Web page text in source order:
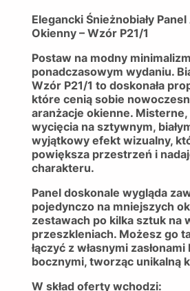
Elegancki Śnieżnobiały
Okienny – Wzór P21/1
Postaw na modny
ponadczasowym wydaniu.
Wzór P21/1 to doskonała
które cenią sobie
aranżacje okienne.
wycięcia na sztywnym,
wyjątkowy efekt wizualny,
powiększa przestrzeń i
charakteru.
Panel doskonale wygląda
pojedynczo na mniejszych
zestawach po kilka sztuk na
przeszkleniach. Możesz go
łączyć z własnymi
bocznymi, tworząc unikalną
W skład oferty wchodzi: